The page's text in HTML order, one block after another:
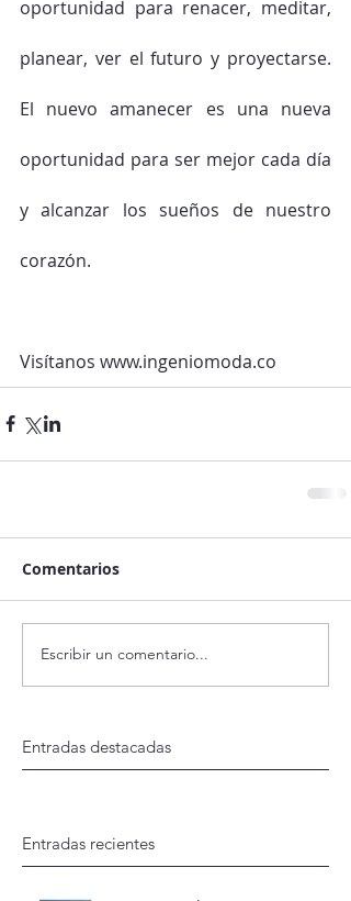
oportunidad para renacer, meditar,
planear, ver el futuro y proyectarse.
El nuevo amanecer es una nueva
oportunidad para ser mejor cada día
y alcanzar los sueños de nuestro
corazón.
Visítanos www.ingeniomoda.co
Comentarios
Escribir un comentario...
Entradas destacadas
Entradas recientes